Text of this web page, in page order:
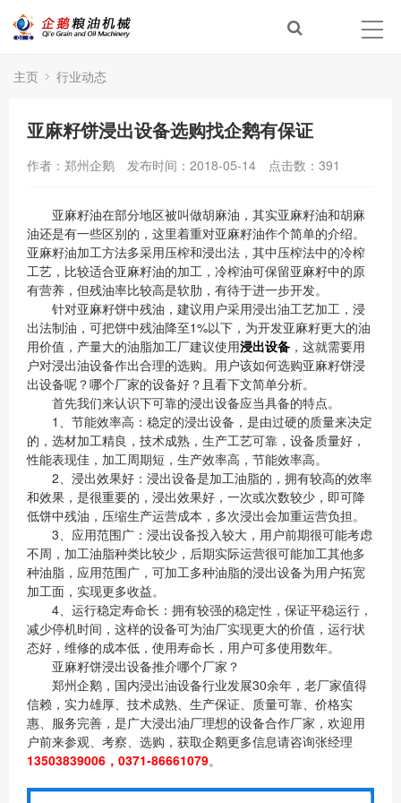
主页 行业动态
亚麻籽饼浸出设备选购找企鹅有保证
作者：郑州企鹅 发布时间：2018-05-14 点击数： 391
亚麻籽油在部分地区被叫做胡麻油，其实亚麻籽油和胡麻
油还是有一些区别的，这里着重对亚麻籽油作个简单的介绍。
亚麻籽油加工方法多采用压榨和浸出法，其中压榨法中的冷榨
工艺，比较适合亚麻籽油的加工，冷榨油可保留亚麻籽中的原
有营养，但残油率比较高是软肋，有待于进一步开发。
针对亚麻籽饼中残油，建议用户采用浸出油工艺加工，浸
出法制油，可把饼中残油降至1%以下，为开发亚麻籽更大的油
用价值，产量大的油脂加工厂建议使用浸出设备 ，这就需要用
户对浸出油设备作出合理的选购。用户该如何选购亚麻籽饼浸
出设备呢？哪个厂家的设备好？且看下文简单分析。
首先我们来认识下可靠的浸出设备应当具备的特点。
1、节能效率高：稳定的浸出设备，是由过硬的质量来决定
的，选材加工精良，技术成熟，生产工艺可靠，设备质量好，
性能表现佳，加工周期短，生产效率高，节能效率高。
2、浸出效果好：浸出设备是加工油脂的，拥有较高的效率
和效果，是很重要的，浸出效果好，一次或次数较少，即可降
低饼中残油，压缩生产运营成本，多次浸出会加重运营负担。
3、应用范围广：浸出设备投入较大，用户前期很可能考虑
不周，加工油脂种类比较少，后期实际运营很可能加工其他多
种油脂，应用范围广，可加工多种油脂的浸出设备为用户拓宽
加工面，实现更多收益。
4、运行稳定寿命长：拥有较强的稳定性，保证平稳运行，
减少停机时间，这样的设备可为油厂实现更大的价值，运行状
态好，维修的成本低，使用寿命长，用户可多使用数年。
亚麻籽饼浸出设备推介哪个厂家？
郑州企鹅，国内浸出油设备行业发展30余年，老厂家值得
信赖，实力雄厚、技术成熟、生产保证、质量可靠、价格实
惠、服务完善，是广大浸出油厂理想的设备合作厂家，欢迎用
户前来参观、考察、选购，获取企鹅更多信息请咨询张经理
13503839006，0371-86661079。